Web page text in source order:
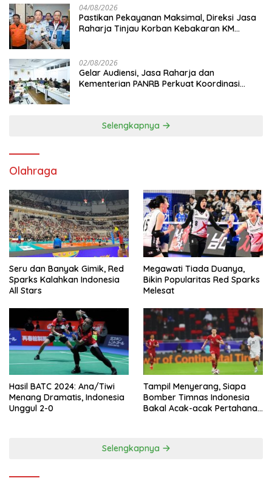
04/08/2026
Pastikan Pekayanan Maksimal, Direksi Jasa
Raharja Tinjau Korban Kebakaran KM
02/08/2026
Gelar Audiensi, Jasa Raharja dan
Kementerian PANRB Perkuat Koordinasi
Selengkapnya
Olahraga
Seru dan Banyak Gimik, Red
Sparks Kalahkan Indonesia
All Stars
Megawati Tiada Duanya,
Bikin Popularitas Red Sparks
Melesat
Hasil BATC 2024: Ana/Tiwi
Menang Dramatis, Indonesia
Unggul 2-0
Tampil Menyerang, Siapa
Bomber Timnas Indonesia
Bakal Acak-acak Pertahanan
Selengkapnya